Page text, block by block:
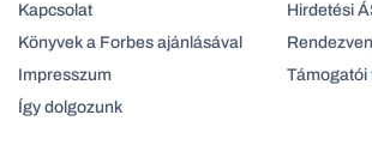
Kapcsolat
Könyvek a Forbes ajánlásával
Impresszum
Így dolgozunk
Hirdetési
Támogatói